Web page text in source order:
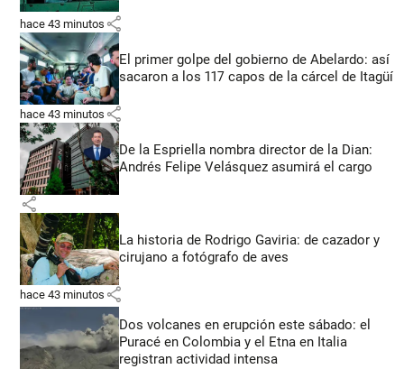
hace 43 minutos share
El primer golpe del gobierno de Abelardo: así
sacaron a los 117 capos de la cárcel de Itagüí
hace 43 minutos share
De la Espriella nombra director de la Dian:
Andrés Felipe Velásquez asumirá el cargo
share
La historia de Rodrigo Gaviria: de cazador y
cirujano a fotógrafo de aves
hace 43 minutos share
Dos volcanes en erupción este sábado: el
Puracé en Colombia y el Etna en Italia
registran actividad intensa